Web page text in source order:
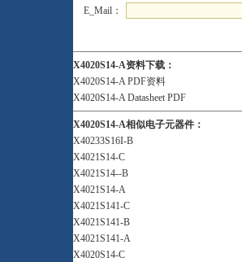
E_Mail：
X4020S14-A资料下载：
X4020S14-A PDF资料
X4020S14-A Datasheet PDF
X4020S14-A相似电子元器件：
X40233S16I-B
X4021S14-C
X4021S14--B
X4021S14-A
X4021S141-C
X4021S141-B
X4021S141-A
X4020S14-C